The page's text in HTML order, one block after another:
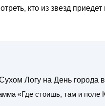
кто из звезд
Логу на День города в
«Где стоишь, там и поле